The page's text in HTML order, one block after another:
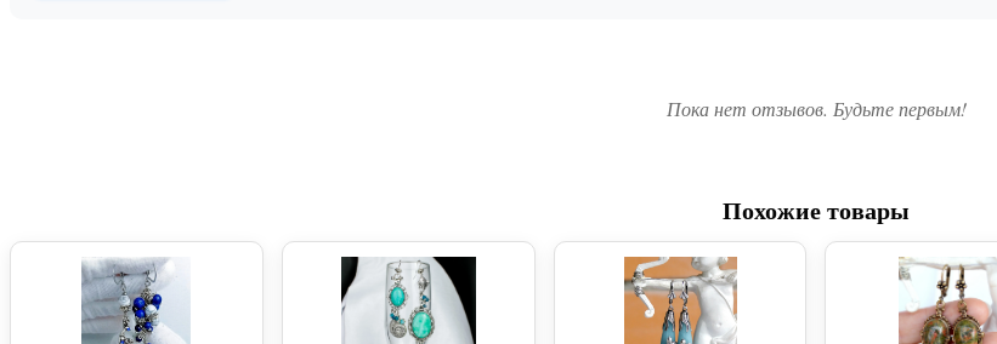
Пока нет отзывов. Будьте первым!
Похожие товары